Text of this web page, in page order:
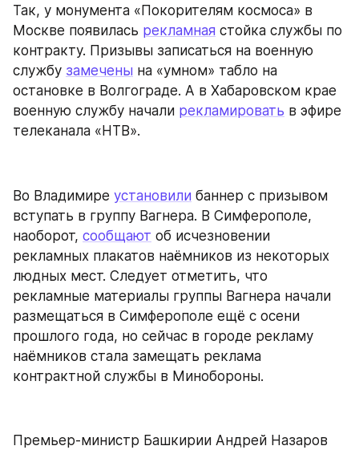
Так, у монумента «Покорителям космоса» в
Москве появилась рекламная стойка службы по
контракту. Призывы записаться на военную
службу замечены на «умном» табло на
остановке в Волгограде. А в Хабаровском крае
военную службу начали рекламировать в эфире
телеканала «НТВ».
Во Владимире установили баннер с призывом
вступать в группу Вагнера. В Симферополе,
наоборот, сообщают об исчезновении
рекламных плакатов наёмников из некоторых
людных мест. Следует отметить, что
рекламные материалы группы Вагнера начали
размещаться в Симферополе ещё с осени
прошлого года, но сейчас в городе рекламу
наёмников стала замещать реклама
контрактной службы в Минобороны.
Премьер-министр Башкирии Андрей Назаров